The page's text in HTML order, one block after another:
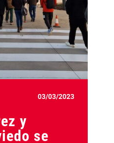
03/03/2023
y
se